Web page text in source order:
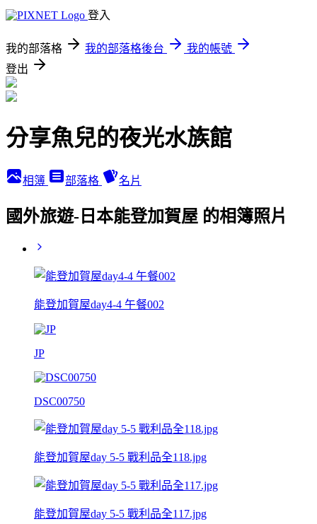
登入
我的部落格 我的部落格後台
我的帳號
登出
分享魚兒的夜光水族館
相簿 部落格 名片
國外旅遊-日本能登加賀屋 的相簿照片
能登加賀屋day4-4 午餐002
JP
DSC00750
能登加賀屋day 5-5 戰利品全118.jpg
能登加賀屋day 5-5 戰利品全117.jpg